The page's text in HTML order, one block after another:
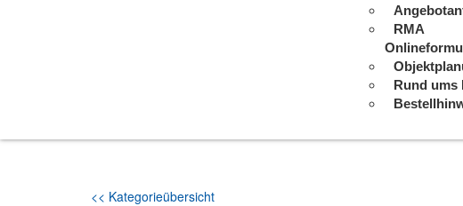
RMA
Rund ums
<< Kategorieübersicht